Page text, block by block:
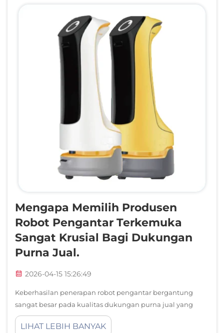
Mengapa Memilih Produsen
Robot Pengantar Terkemuka
Sangat Krusial Bagi Dukungan
Purna Jual.
2026-04-15 15:26:49
Keberhasilan penerapan robot pengantar bergantung
sangat besar pada kualitas dukungan purna jual yang
diberikan oleh produsen. Meskipun spesifikasi produk awal
dan harga sering kali mendominasi keputusan pembelian,
LIHAT LEBIH BANYAK